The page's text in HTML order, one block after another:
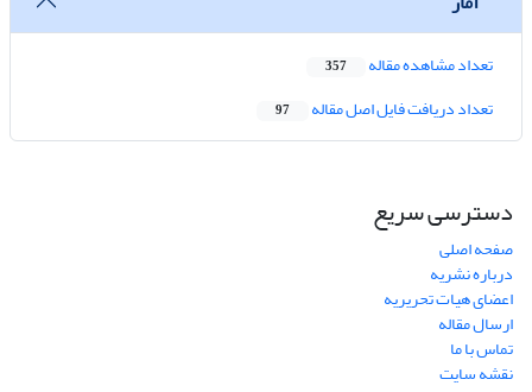
تعداد مشاهده مقاله 357
تعداد دریافت فایل اصل مقاله 97
دسترسی سریع
صفحه اصلی
درباره نشریه
اعضای هیات تحریریه
ارسال مقاله
تماس با ما
نقشه سایت